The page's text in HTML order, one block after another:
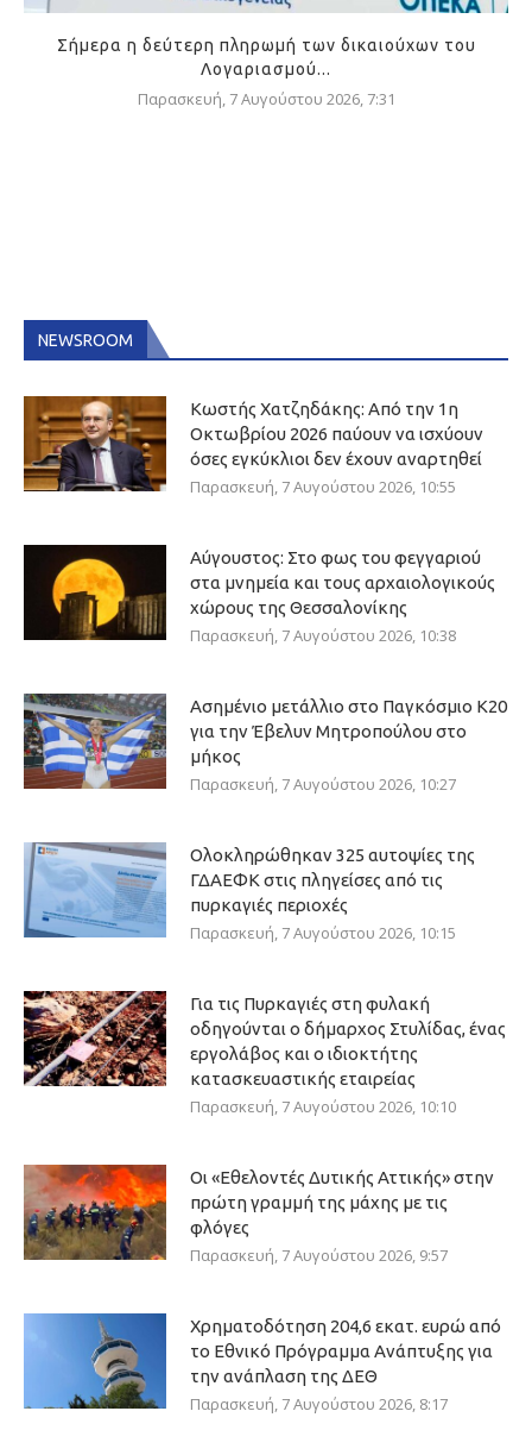
Σήμερα η δεύτερη πληρωμή των δικαιούχων του
Λογαριασμού...
Παρασκευή, 7 Αυγούστου 2026, 7:31
NEWSROOM
Κωστής Χατζηδάκης: Από την 1η
Οκτωβρίου 2026 παύουν να ισχύουν
όσες εγκύκλιοι δεν έχουν αναρτηθεί
Παρασκευή, 7 Αυγούστου 2026, 10:55
Αύγουστος: Στο φως του φεγγαριού
στα μνημεία και τους αρχαιολογικούς
χώρους της Θεσσαλονίκης
Παρασκευή, 7 Αυγούστου 2026, 10:38
Ασημένιο μετάλλιο στο Παγκόσμιο Κ20
για την Έβελυν Μητροπούλου στο
μήκος
Παρασκευή, 7 Αυγούστου 2026, 10:27
Ολοκληρώθηκαν 325 αυτοψίες της
ΓΔΑΕΦΚ στις πληγείσες από τις
πυρκαγιές περιοχές
Παρασκευή, 7 Αυγούστου 2026, 10:15
Για τις Πυρκαγιές στη φυλακή
οδηγούνται ο δήμαρχος Στυλίδας, ένας
εργολάβος και ο ιδιοκτήτης
κατασκευαστικής εταιρείας
Παρασκευή, 7 Αυγούστου 2026, 10:10
Οι «Εθελοντές Δυτικής Αττικής» στην
πρώτη γραμμή της μάχης με τις
φλόγες
Παρασκευή, 7 Αυγούστου 2026, 9:57
Χρηματοδότηση 204,6 εκατ. ευρώ από
το Εθνικό Πρόγραμμα Ανάπτυξης για
την ανάπλαση της ΔΕΘ
Παρασκευή, 7 Αυγούστου 2026, 8:17